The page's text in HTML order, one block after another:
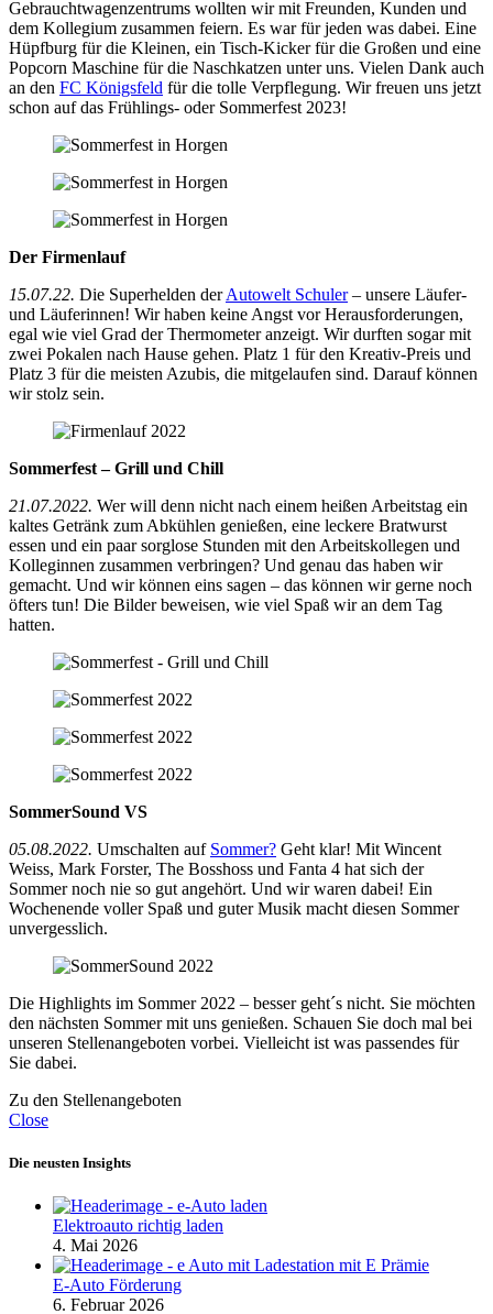
Gebrauchtwagenzentrums wollten wir mit Freunden, Kunden und
dem Kollegium zusammen feiern. Es war für jeden was dabei. Eine
Hüpfburg für die Kleinen, ein Tisch-Kicker für die Großen und eine
Popcorn Maschine für die Naschkatzen unter uns. Vielen Dank auch
an den FC Königsfeld für die tolle Verpflegung. Wir freuen uns jetzt
schon auf das Frühlings- oder Sommerfest 2023!
Der Firmenlauf
15.07.22. Die Superhelden derAutowelt Schuler– unsere Läufer-
und Läuferinnen! Wir haben keine Angst vor Herausforderungen,
egal wie viel Grad der Thermometer anzeigt. Wir durften sogar mit
zwei Pokalen nach Hause gehen. Platz 1 für den Kreativ-Preis und
Platz 3 für die meisten Azubis, die mitgelaufen sind. Darauf können
wir stolz sein.
Sommerfest – Grill und Chill
21.07.2022. Wer will denn nicht nach einem heißen Arbeitstag ein
kaltes Getränk zum Abkühlen genießen, eine leckere Bratwurst
essen und ein paar sorglose Stunden mit den Arbeitskollegen und
Kolleginnen zusammen verbringen? Und genau das haben wir
gemacht. Und wir können eins sagen – das können wir gerne noch
öfters tun! Die Bilder beweisen, wie viel Spaß wir an dem Tag
hatten.
SommerSound VS
05.08.2022. Umschalten auf Sommer? Geht klar! Mit Wincent
Weiss, Mark Forster, The Bosshoss und Fanta 4 hat sich der
Sommer noch nie so gut angehört. Und wir waren dabei! Ein
Wochenende voller Spaß und guter Musik macht diesen Sommer
unvergesslich.
Die Highlights im Sommer 2022 – besser geht´s nicht. Sie möchten
den nächsten Sommer mit uns genießen. Schauen Sie doch mal bei
unseren Stellenangeboten vorbei. Vielleicht ist was passendes für
Sie dabei.
Zu den Stellenangeboten
Close
Die neusten Insights
Elektroauto richtig laden
4. Mai 2026
E-Auto Förderung
6. Februar 2026